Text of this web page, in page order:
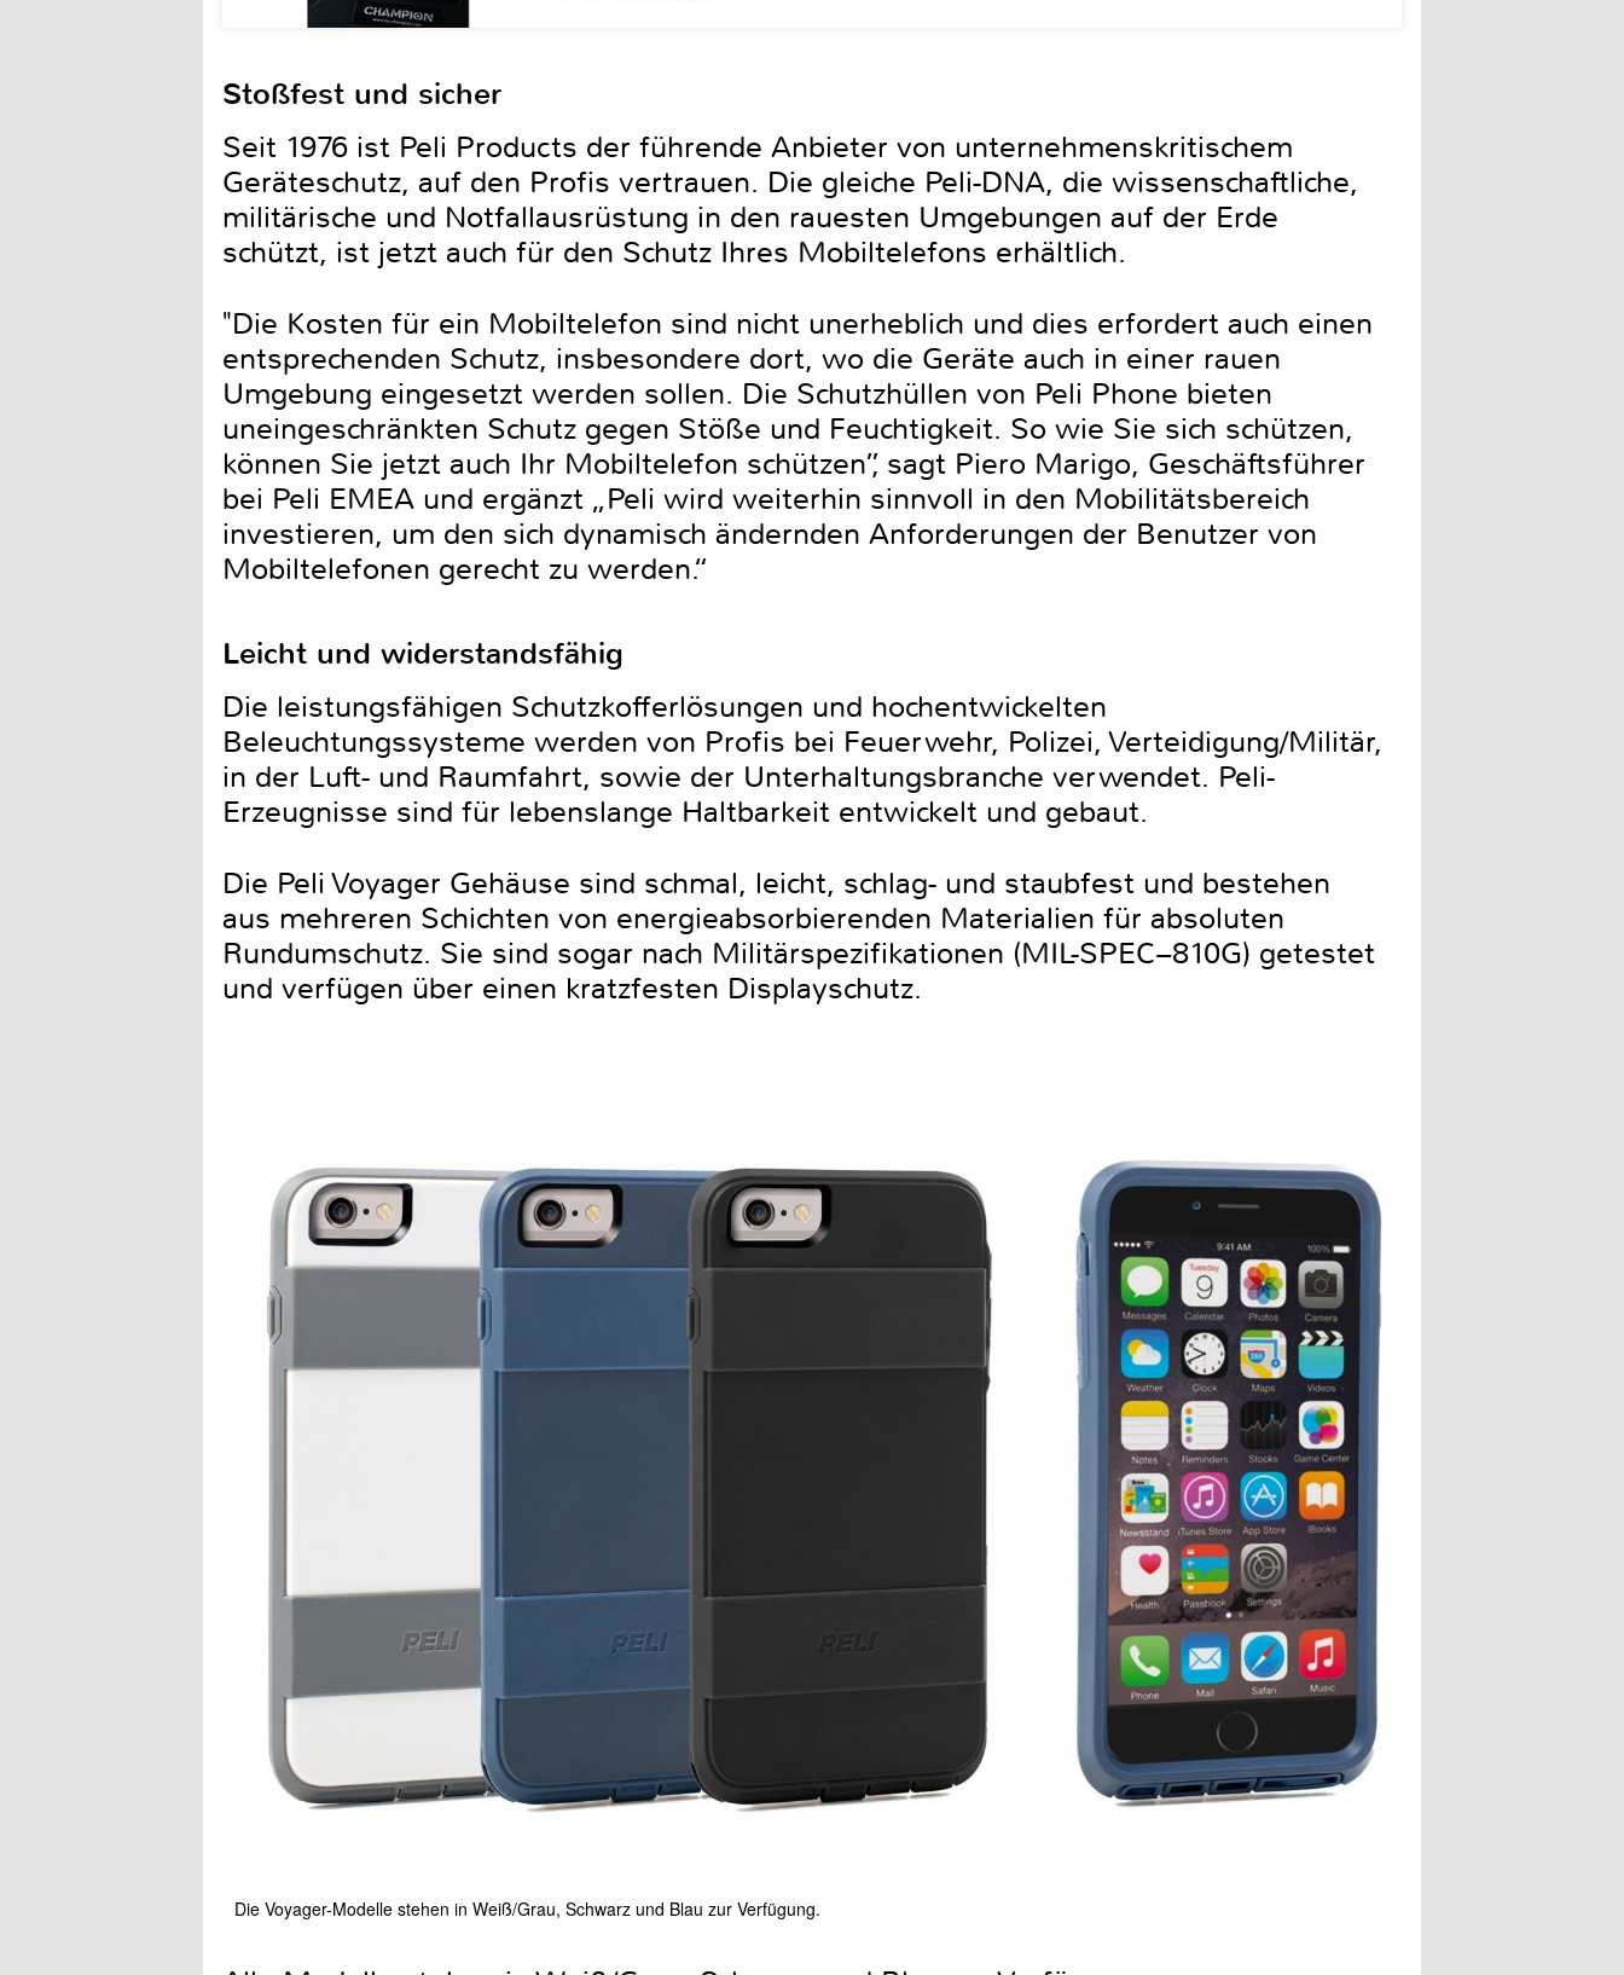
Stoßfest und sicher
Seit 1976 ist Peli Products der führende Anbieter von unternehmenskritischem
Geräteschutz, auf den Profis vertrauen. Die gleiche Peli-DNA, die wissenschaftliche,
militärische und Notfallausrüstung in den rauesten Umgebungen auf der Erde
schützt, ist jetzt auch für den Schutz Ihres Mobiltelefons erhältlich.
"Die Kosten für ein Mobiltelefon sind nicht unerheblich und dies erfordert auch einen
entsprechenden Schutz, insbesondere dort, wo die Geräte auch in einer rauen
Umgebung eingesetzt werden sollen. Die Schutzhüllen von Peli Phone bieten
uneingeschränkten Schutz gegen Stöße und Feuchtigkeit. So wie Sie sich schützen,
können Sie jetzt auch Ihr Mobiltelefon schützen”, sagt Piero Marigo, Geschäftsführer
bei Peli EMEA und ergänzt „Peli wird weiterhin sinnvoll in den Mobilitätsbereich
investieren, um den sich dynamisch ändernden Anforderungen der Benutzer von
Mobiltelefonen gerecht zu werden.“
Leicht und widerstandsfähig
Die leistungsfähigen Schutzkofferlösungen und hochentwickelten
Beleuchtungssysteme werden von Profis bei Feuerwehr, Polizei, Verteidigung/Militär,
in der Luft- und Raumfahrt, sowie der Unterhaltungsbranche verwendet. Peli-
Erzeugnisse sind für lebenslange Haltbarkeit entwickelt und gebaut.
Die Peli Voyager Gehäuse sind schmal, leicht, schlag- und staubfest und bestehen
aus mehreren Schichten von energieabsorbierenden Materialien für absoluten
Rundumschutz. Sie sind sogar nach Militärspezifikationen (MIL-SPEC–810G) getestet
und verfügen über einen kratzfesten Displayschutz.
Die Voyager-Modelle stehen in Weiß/Grau, Schwarz und Blau zur Verfügung.